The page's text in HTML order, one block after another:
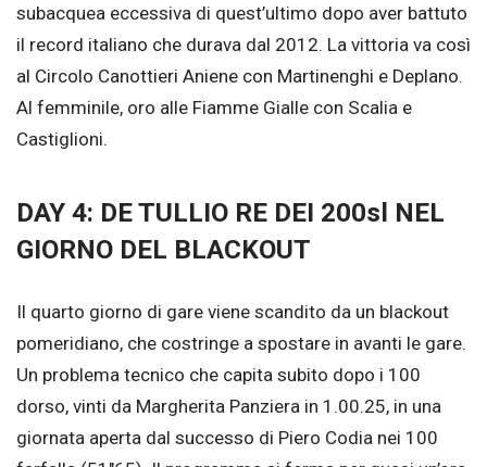
subacquea eccessiva di quest’ultimo dopo aver battuto
il record italiano che durava dal 2012. La vittoria va così
al Circolo Canottieri Aniene con Martinenghi e Deplano.
Al femminile, oro alle Fiamme Gialle con Scalia e
Castiglioni.
DAY 4: DE TULLIO RE DEI 200sl NEL
GIORNO DEL BLACKOUT
Il quarto giorno di gare viene scandito da un blackout
pomeridiano, che costringe a spostare in avanti le gare.
Un problema tecnico che capita subito dopo i 100
dorso, vinti da Margherita Panziera in 1.00.25, in una
giornata aperta dal successo di Piero Codia nei 100